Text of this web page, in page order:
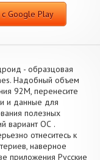
с Google Play
- образцовая
Надобный объем
92M, перенесите
и данные для
полезных
вариант ОС .
отнеситесь к
наверное
приложения Русские